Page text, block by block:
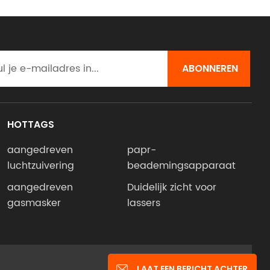
het
een
Het
van
HOTTAGS
aangedreven
luchtzuivering
papr-
beademingsapparaat
aangedreven
gasmasker
Duidelijk zicht voor
lassers
IPv6-netwerk ondersteund